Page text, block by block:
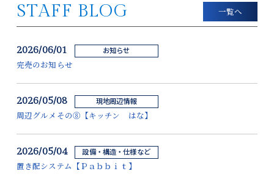
STAFF BLOG 一覧へ
2026/06/01 お知らせ
完売のお知らせ
2026/05/08 現地周辺情報
周辺グルメその⑧【キッチン はな】
2026/05/04 設備・構造・仕様など
置き配システム【Ｐａｂｂｉｔ】